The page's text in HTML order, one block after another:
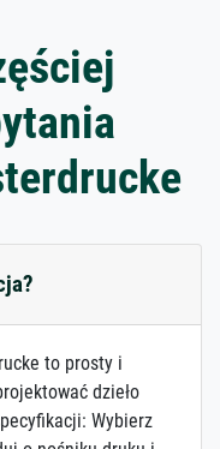
to prosty i
dzieło
Wybierz